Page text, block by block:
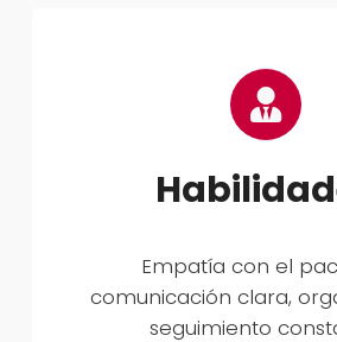
Empatía con el
comunicación clara,
seguimiento